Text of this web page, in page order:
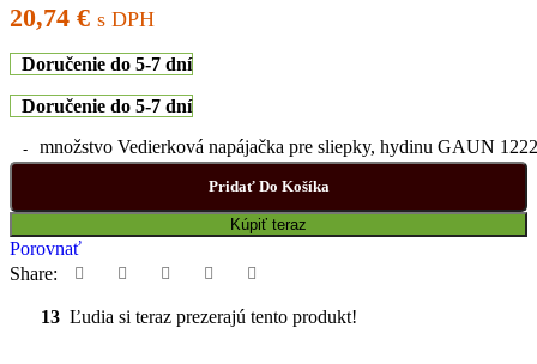
20,74 € s DPH
Doručenie do 5-7 dní
Doručenie do 5-7 dní
množstvo Vedierková napájačka pre sliepky, hydinu GAUN
Pridať Do Košíka
Kúpiť teraz
Porovnať
Share:
13 Ľudia si teraz prezerajú tento produkt!